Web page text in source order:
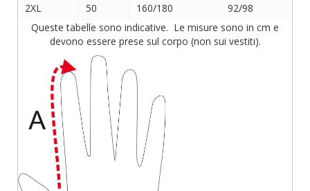
2XL
50 160/180
92/98
Queste tabelle sono indicative. Le misure sono in cm e
devono essere prese sul corpo (non sui vestiti).